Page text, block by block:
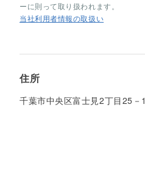
ーに則って取り扱われます。
当社利用者情報の取扱い
住所
千葉市中央区富士見2丁目25－1